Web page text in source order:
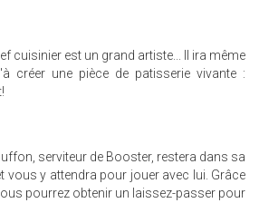
cuisinier est un grand artiste... Il ira même
créer une pièce de patisserie vivante :
serviteur de Booster, restera dans sa
vous y attendra pour jouer avec lui. Grâce
pourrez obtenir un laissez-passer pour